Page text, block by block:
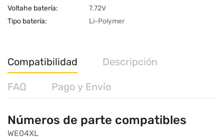
Voltahe batería:
7.72V
Tipo batería:
Li-Polymer
Compatibilidad Descripción
FAQ Pago y Envío
Números de parte compatibles
WE04XL